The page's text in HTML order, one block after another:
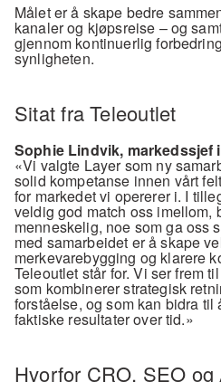
Målet er å skape bedre
kanaler og kjøpsreise – og
gjennom kontinuerlig
synligheten.
Sitat fra Teleoutlet
Sophie Lindvik, markedssjef
«Vi valgte Layer som ny
solid kompetanse innen vårt
for markedet vi opererer i. I
veldig god match oss imellom,
menneskelig, noe som ga oss
med samarbeidet er å skape
merkevarebygging og klarere
Teleoutlet står for. Vi ser frem
som kombinerer strategisk
forståelse, og som kan bidra til
faktiske resultater over tid.»
Hvorfor CRO, SEO